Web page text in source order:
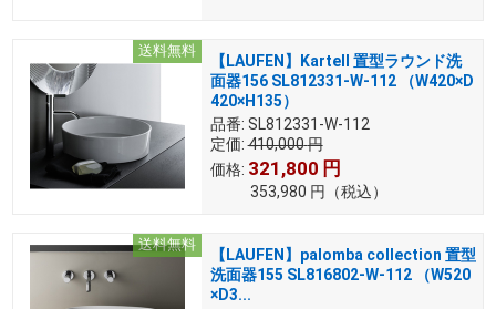
送料無料
【LAUFEN】Kartell 置型ラウンド洗
面器156 SL812331-W-112 （W420×D
420×H135）
品番: SL812331-W-112
定価: 410,000円
価格: 321,800 円
353,980 円 （税込）
送料無料
【LAUFEN】palomba collection 置型
洗面器155 SL816802-W-112 （W520
×D3...